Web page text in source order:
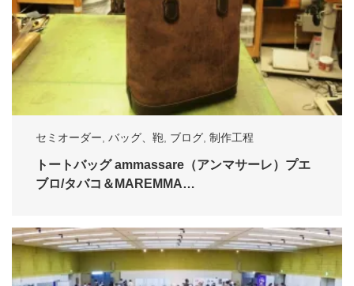
セミオーダー バッグ、鞄 ブログ 制作工程
トートバッグ ammassare（アンマサーレ）プエ
ブロ/タバコ＆MAREMMA…